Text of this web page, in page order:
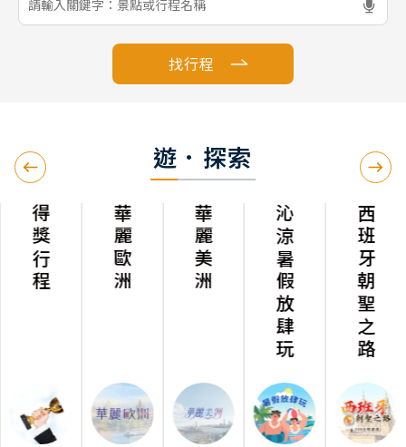
找行程
遊．探索
得獎行程 華麗歐洲 華麗美洲 沁涼暑假放肆玩 西班牙朝聖之路